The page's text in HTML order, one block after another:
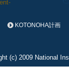
KOTONOHA計画
(c) 2009 National